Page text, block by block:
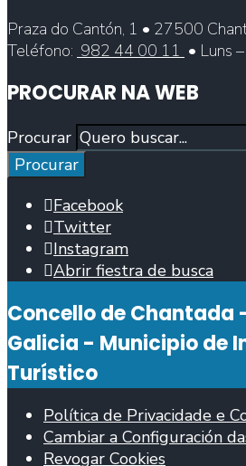
Praza do Cantón, 1 • 27500
Teléfono: 982 44 00 11 • Luns
PROCURAR NA WEB
Procurar
Procurar
Facebook
Twitter
Instagram
Abrir fiestra de busca
Concello de Chantada
Galicia - Municipio de
Turístico
Política de Privacidade e
Cambiar a Configuración
Revogar Cookies